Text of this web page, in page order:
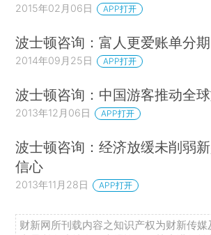
2015年02月06日 APP打开
波士顿咨询：富人更爱账单分期
2014年09月25日 APP打开
波士顿咨询：中国游客推动全
2013年12月06日 APP打开
波士顿咨询：经济放缓未削弱
信心
2013年11月28日 APP打开
财新网所刊载内容之知识产权为财新传媒